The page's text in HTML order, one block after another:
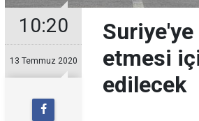
10:20
13 Temmuz 2020
etmesi
edilecek